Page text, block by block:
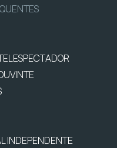
INDEPENDENTE